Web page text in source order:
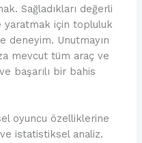
Sağladıkları değerli
için topluluk
deneyim. Unutmayın
mevcut tüm araç ve
başarılı bir bahis
oyuncu özelliklerine
istatistiksel analiz.